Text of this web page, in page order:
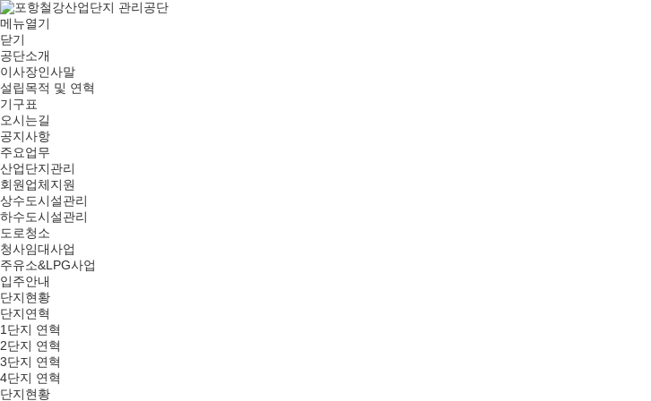
메뉴열기
닫기
공단소개
이사장인사말
설립목적 및 연혁
기구표
오시는길
공지사항
주요업무
산업단지관리
회원업체지원
상수도시설관리
하수도시설관리
도로청소
청사임대사업
주유소&LPG사업
입주안내
단지현황
단지연혁
1단지 연혁
2단지 연혁
3단지 연혁
4단지 연혁
단지현황